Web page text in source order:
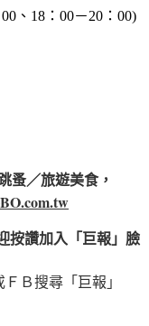
、18：00－20：00)
蚤／旅遊美食，
按讚加入「巨報」臉
Ｂ搜尋「巨報」